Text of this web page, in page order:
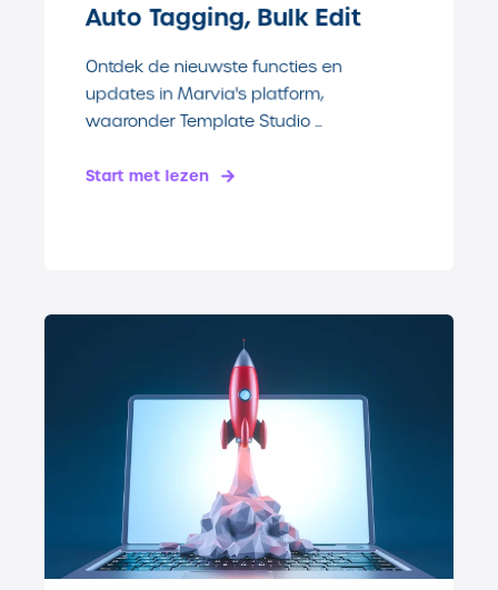
Auto Tagging, Bulk Edit
Ontdek de nieuwste functies en
updates in Marvia's platform,
waaronder Template Studio ...
Start met lezen